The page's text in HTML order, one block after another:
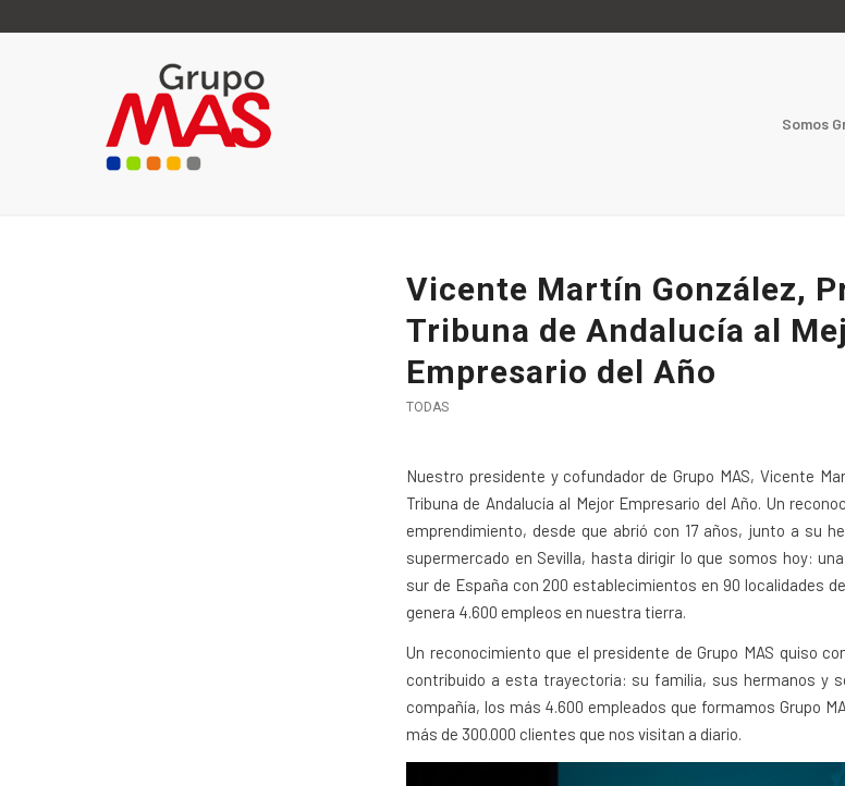
Somos
Vicente Martín González,
Tribuna de Andalucía al
Empresario del Año
TODAS
Nuestro presidente y cofundador de Grupo MAS, Vicente
Tribuna de Andalucía al Mejor Empresario del Año. Un
emprendimiento, desde que abrió con 17 años, junto a su
supermercado en Sevilla, hasta dirigir lo que somos hoy:
sur de España con 200 establecimientos en 90 localidades
genera 4.600 empleos en nuestra tierra.
Un reconocimiento que el presidente de Grupo MAS quiso
contribuido a esta trayectoria: su familia, sus hermanos y
compañía, los más 4.600 empleados que formamos Grupo
más de 300.000 clientes que nos visitan a diario.